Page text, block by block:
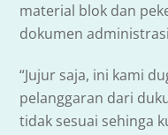
material blok dan
dokumen
“Jujur saja, ini kami
pelanggaran dari
tidak sesuai sehinga